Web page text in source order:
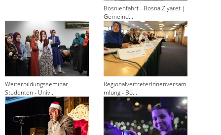
Bosnienfahrt - Bosna Ziyaret |
Gemeind...
Weiterbildungsseminar
Studenten - Univ...
RegionalvertreterInnenversam
mlung - Bö...